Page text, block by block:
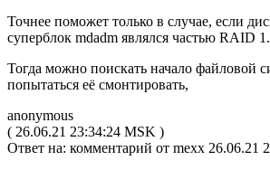
Точнее поможет только в случае, если
суперблок mdadm являлся частью RAID 1.
Тогда можно поискать начало файловой
попытаться её смонтировать,
anonymous
( 26.06.21 23:34:24 MSK )
Ответ на: комментарий от mexx 26.06.21